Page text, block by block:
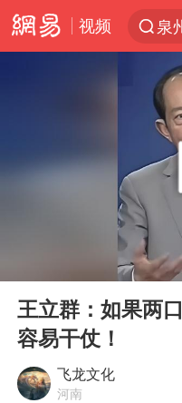
视频
泉
“
38
Play
王立群：如果两
容易干仗！
飞龙文化
河南